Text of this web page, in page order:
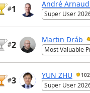
#1
André
Super User
#2
Martin Dráb
Most Valuable
#3
YUN ZHU
Super User